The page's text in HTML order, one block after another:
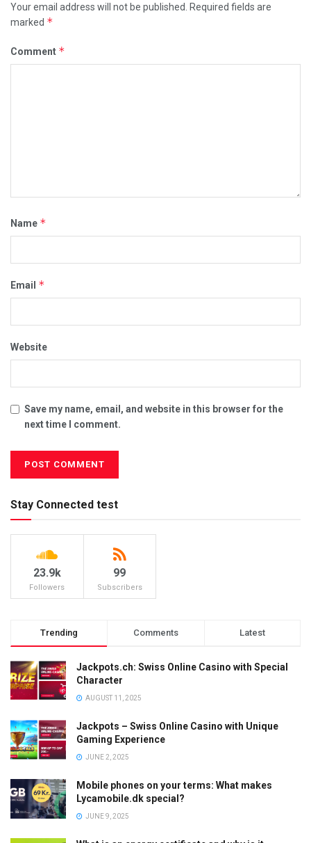
Your email address will not be published.
Required fields are
marked *
Comment *
Name *
Email *
Website
Save my name, email, and website in this browser for the
next time I comment.
Stay Connected test
23.9k
Followers
99
Subscribers
Trending Comments Latest
Jackpots.ch: Swiss Online Casino with Special
Character
AUGUST 11, 2025
Jackpots – Swiss Online Casino with Unique
Gaming Experience
JUNE 2, 2025
Mobile phones on your terms: What makes
Lycamobile.dk special?
JUNE 9, 2025